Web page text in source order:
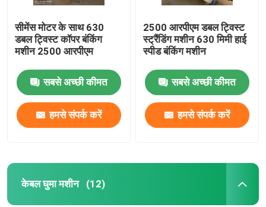
सीमेंस मोटर के साथ 630
डबल ट्विस्ट कॉपर बंकिंग
मशीन 2500 आरपीएम
सबसे अच्छी कीमत
हमसे संपर्क करें
2500 आरपीएम डबल ट्विस्ट
स्ट्रैंडिंग मशीन 630 मिमी हाई
स्पीड बंकिंग मशीन
सबसे अच्छी कीमत
हमसे संपर्क करें
केबल घुमा मशीन (12)